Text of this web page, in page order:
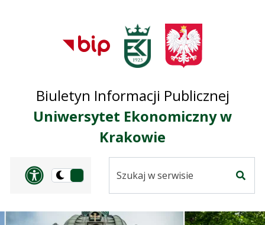
Przejdź do
głównego menu
Przejdź do treści
Przejdź do mapy
serwisu
Biuletyn Informacji Publicznej
Uniwersytet Ekonomiczny w
Krakowie
Panel dostosowania
Przełącz
ciemną
serwisie